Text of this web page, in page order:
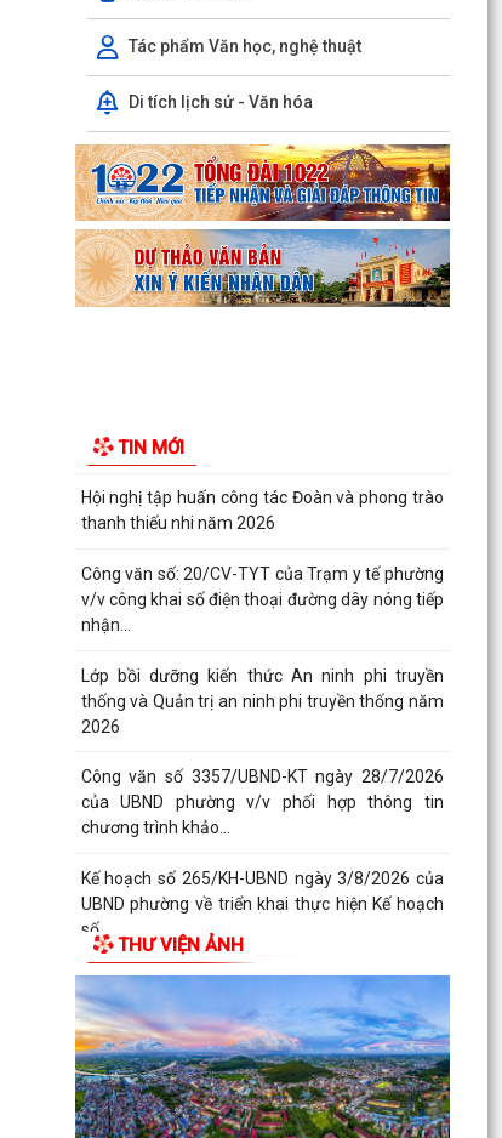
Tác phẩm Văn học, nghệ thuật
Di tích lịch sử - Văn hóa
TIN MỚI
UBND phường triển khai công tác khám sức
khoẻ định kỳ, khám sàng lọc miễn phí cho người
Ban đại diện Hội đồng quản trị Ngân hàng Chính
sách xã hội phường Kiến An tổ chức phiên họp
giao...
TỪ NGÀY 08/8/2026: NHIỀU THỦ TỤC HÀNH
CHÍNH TRỰC TUYẾN TẠI THÀNH PHỐ HẢI
PHÒNG ĐƯỢC THU PHÍ, LỆ PHÍ...
thành phố...
Hội nghị tập huấn công tác Đoàn và phong trào
thanh thiếu nhi năm 2026
Công văn số: 20/CV-TYT của Trạm y tế phường
v/v công khai số điện thoại đường dây nóng tiếp
nhận...
Lớp bồi dưỡng kiến thức An ninh phi truyền
thống và Quản trị an ninh phi truyền thống năm
2026
Công văn số 3357/UBND-KT ngày 28/7/2026
của UBND phường v/v phối hợp thông tin
chương trình khảo...
Kế hoạch số 265/KH-UBND ngày 3/8/2026 của
UBND phường về triển khai thực hiện Kế hoạch
số...
UBND phường làm việc với các hộ dân đang sử
dụng đất của UBND phường tại tổ dân phố Lãm
Khê (giáp...
PHƯỜNG KIẾN AN THAM DỰ HỘI NGHỊ TRỰC
TUYẾN THÀNH PHỐ VỀ TIẾN ĐỘ ĐO ĐẠC, LẬP
BẢN ĐỒ ĐỊA CHÍNH, LẬP...
THƯ VIỆN ẢNH